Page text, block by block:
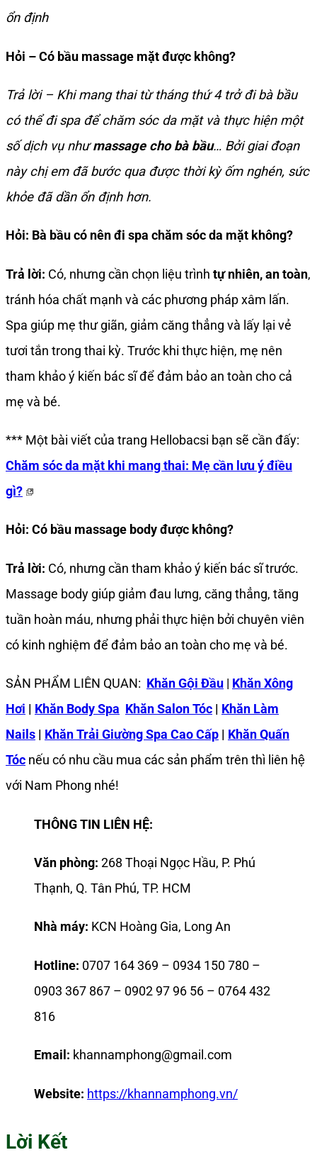
ổn định
Hỏi – Có bầu massage mặt được không?
Trả lời – Khi mang thai từ tháng thứ 4 trở đi bà bầu
có thể đi spa để chăm sóc da mặt và thực hiện một
số dịch vụ nhưmassage cho bà bầu… Bởi giai đoạn
này chị em đã bước qua được thời kỳ ốm nghén, sức
khỏe đã dần ổn định hơn.
Hỏi: Bà bầu có nên đi spa chăm sóc da mặt không?
Trả lời: Có, nhưng cần chọn liệu trình tự nhiên, an toàn,
tránh hóa chất mạnh và các phương pháp xâm lấn.
Spa giúp mẹ thư giãn, giảm căng thẳng và lấy lại vẻ
tươi tắn trong thai kỳ. Trước khi thực hiện, mẹ nên
tham khảo ý kiến bác sĩ để đảm bảo an toàn cho cả
mẹ và bé.
*** Một bài viết của trang Hellobacsi bạn sẽ cần đấy:
Chăm sóc da mặt khi mang thai: Mẹ cần lưu ý điều
gì?
Hỏi: Có bầu massage body được không?
Trả lời: Có, nhưng cần tham khảo ý kiến bác sĩ trước.
Massage body giúp giảm đau lưng, căng thẳng, tăng
tuần hoàn máu, nhưng phải thực hiện bởi chuyên viên
có kinh nghiệm để đảm bảo an toàn cho mẹ và bé.
SẢN PHẨM LIÊN QUAN: Khăn Gội Đầu | Khăn Xông
Hơi | Khăn Body Spa Khăn Salon Tóc | Khăn Làm
Nails | Khăn Trải Giường Spa Cao Cấp | Khăn Quấn
Tóc nếu có nhu cầu mua các sản phẩm trên thì liên hệ
với Nam Phong nhé!
THÔNG TIN LIÊN HỆ:
Văn phòng: 268 Thoại Ngọc Hầu, P. Phú
Thạnh, Q. Tân Phú, TP. HCM
Nhà máy: KCN Hoàng Gia, Long An
Hotline: 0707 164 369 – 0934 150 780 –
0903 367 867 – 0902 97 96 56 – 0764 432
816
Email: khannamphong@gmail.com
Website: https://khannamphong.vn/
Lời Kết